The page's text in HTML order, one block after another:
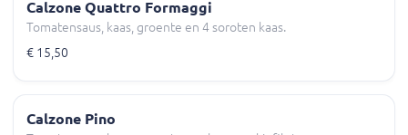
Calzone Quattro Formaggi
Tomatensaus, kaas, groente en 4 soroten kaas.
€ 15,50
Calzone Pino